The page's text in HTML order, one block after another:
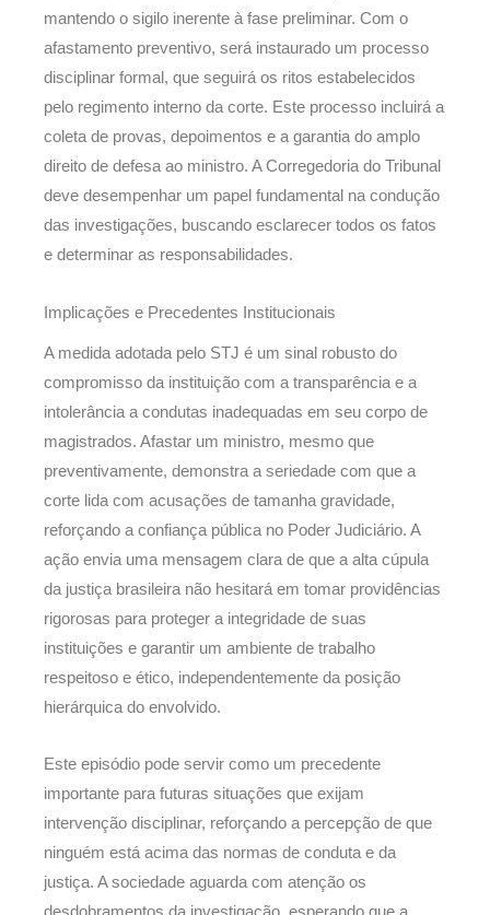
mantendo o sigilo inerente à fase preliminar. Com o
afastamento preventivo, será instaurado um processo
disciplinar formal, que seguirá os ritos estabelecidos
pelo regimento interno da corte. Este processo incluirá a
coleta de provas, depoimentos e a garantia do amplo
direito de defesa ao ministro. A Corregedoria do Tribunal
deve desempenhar um papel fundamental na condução
das investigações, buscando esclarecer todos os fatos
e determinar as responsabilidades.
Implicações e Precedentes Institucionais
A medida adotada pelo STJ é um sinal robusto do
compromisso da instituição com a transparência e a
intolerância a condutas inadequadas em seu corpo de
magistrados. Afastar um ministro, mesmo que
preventivamente, demonstra a seriedade com que a
corte lida com acusações de tamanha gravidade,
reforçando a confiança pública no Poder Judiciário. A
ação envia uma mensagem clara de que a alta cúpula
da justiça brasileira não hesitará em tomar providências
rigorosas para proteger a integridade de suas
instituições e garantir um ambiente de trabalho
respeitoso e ético, independentemente da posição
hierárquica do envolvido.
Este episódio pode servir como um precedente
importante para futuras situações que exijam
intervenção disciplinar, reforçando a percepção de que
ninguém está acima das normas de conduta e da
justiça. A sociedade aguarda com atenção os